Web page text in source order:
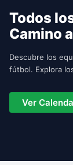
Todos
Camino
Descubre los
fútbol. Explora
Ver